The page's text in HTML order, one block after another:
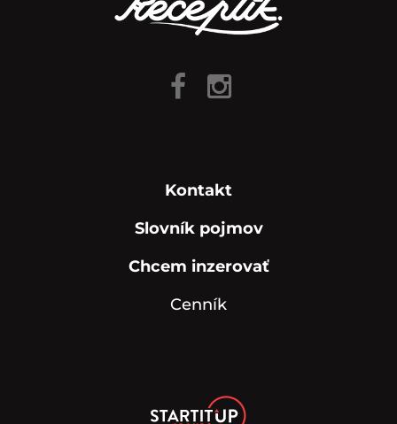
Kontakt
Slovník pojmov
Chcem inzerovať
Cenník